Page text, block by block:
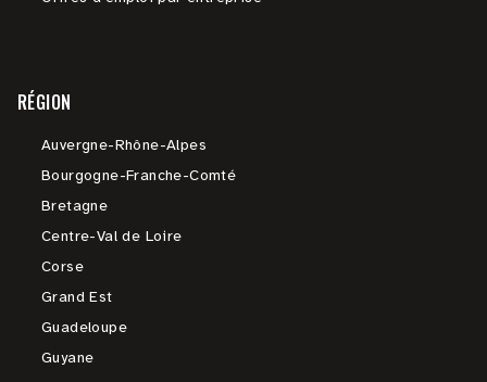
RÉGION
Auvergne-Rhône-Alpes
Bourgogne-Franche-Comté
Bretagne
Centre-Val de Loire
Corse
Grand Est
Guadeloupe
Guyane